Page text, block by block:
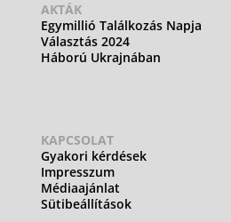
AKTÁK
Egymillió Találkozás Napja
Választás 2024
Háború Ukrajnában
KAPCSOLAT
Gyakori kérdések
Impresszum
Médiaajánlat
Sütibeállítások